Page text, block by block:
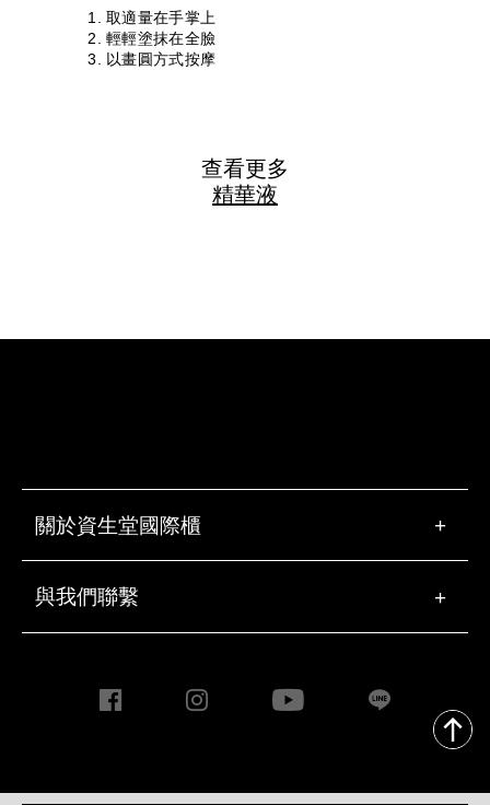
取適量在手掌上
輕輕塗抹在全臉
以畫圓方式按摩
查看更多
精華液
關於資生堂國際櫃 +
與我們聯繫 +